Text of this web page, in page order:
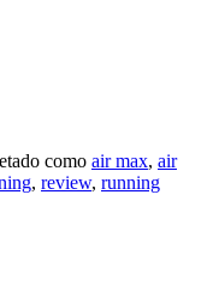
como air max, air
, review, running